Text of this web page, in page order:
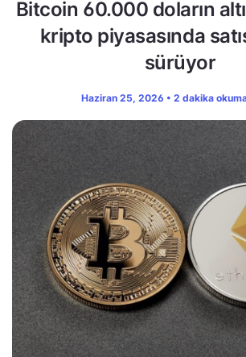
Bitcoin 60.000 doların
kripto piyasasında
sürüyor
Haziran 25, 2026 • 2 dakika